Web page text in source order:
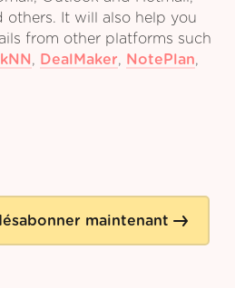
others. It will also help you
from other platforms such
, DealMaker, NotePlan,
maintenant